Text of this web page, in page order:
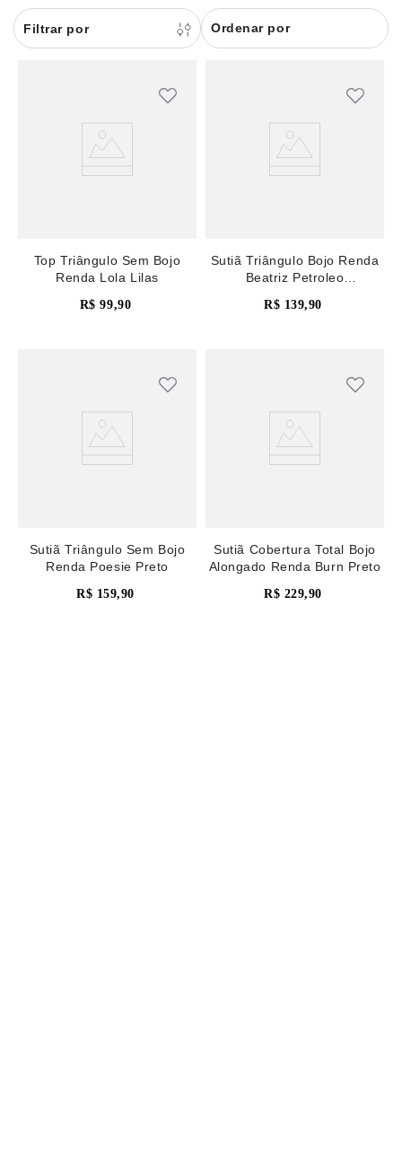
Ordenar por
Top Triângulo Sem Bojo
Renda Lola Lilas
R$ 99,90
Sutiã Triângulo Bojo Renda
Beatriz Petroleo
R$ 139,90
Sutiã Triângulo Sem Bojo
Renda Poesie Preto
R$ 159,90
Sutiã Cobertura Total Bojo
Alongado Renda Burn Preto
R$ 229,90
8
9 sutiã renda